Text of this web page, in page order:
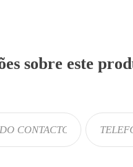
sobre este